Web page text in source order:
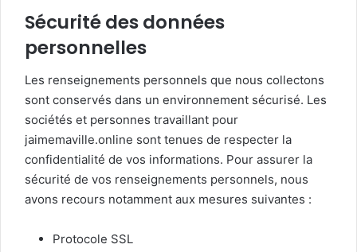
Sécurité des données
personnelles
Les renseignements personnels que nous collectons
sont conservés dans un environnement sécurisé. Les
sociétés et personnes travaillant pour
jaimemaville.online sont tenues de respecter la
confidentialité de vos informations. Pour assurer la
sécurité de vos renseignements personnels, nous
avons recours notamment aux mesures suivantes :
Protocole SSL